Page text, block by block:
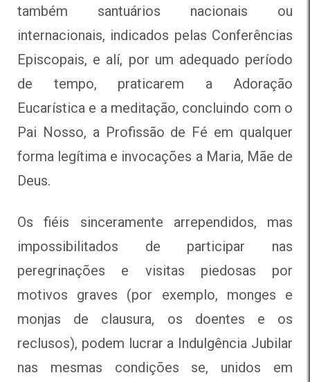
também santuários nacionais ou
internacionais, indicados pelas Conferências
Episcopais, e alí, por um adequado período
de tempo, praticarem a Adoração
Eucarística e a meditação, concluindo com o
Pai Nosso, a Profissão de Fé em qualquer
forma legítima e invocações a Maria, Mãe de
Deus.
Os fiéis sinceramente arrependidos, mas
impossibilitados de participar nas
peregrinações e visitas piedosas por
motivos graves (por exemplo, monges e
monjas de clausura, os doentes e os
reclusos), podem lucrar a Indulgência Jubilar
nas mesmas condições se, unidos em